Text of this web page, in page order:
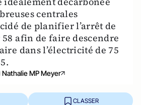
centrales
de planifier l’arrêt de
58 afin de faire descendre
dans l’électricité de 75
Nathalie MP Meyer
CLASSER